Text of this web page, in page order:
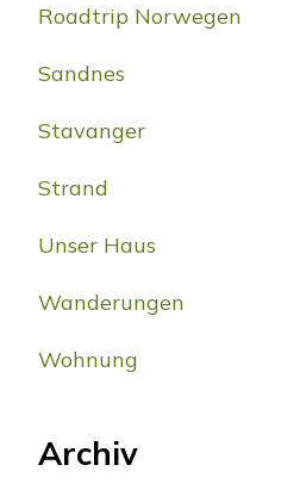
Roadtrip Norwegen
Sandnes
Stavanger
Strand
Unser Haus
Wanderungen
Wohnung
Archiv